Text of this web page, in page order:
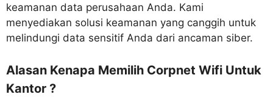
keamanan data perusahaan Anda. Kami
menyediakan solusi keamanan yang canggih untuk
melindungi data sensitif Anda dari ancaman siber.
Alasan Kenapa Memilih Corpnet Wifi Untuk
Kantor ?